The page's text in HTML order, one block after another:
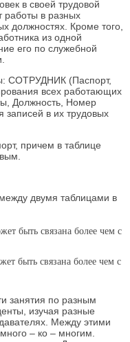
в своей трудовой
работы в разных
должностях. Кроме того,
из одной
его по служебной
СОТРУДНИК (Паспорт,
всех работающих
Должность, Номер
записей в их трудовых
причем в таблице
двумя таблицами в
быть связана более чем с
быть связана более чем с
занятия по разным
изучая разные
Между этими
– ко – многим.